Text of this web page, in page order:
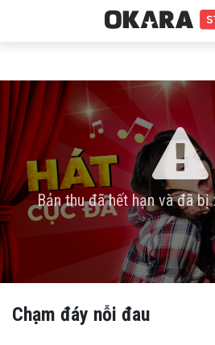
Bản thu đã hết hạn và đã bị
Chạm đáy nỗi đau